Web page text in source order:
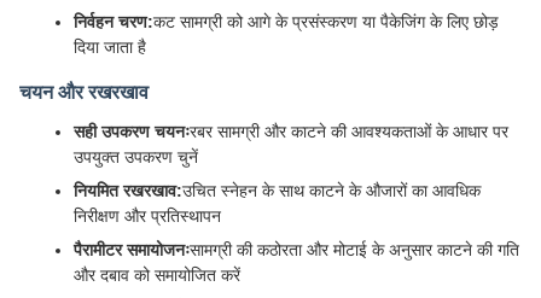
निर्वहन चरण:कट सामग्री को आगे के प्रसंस्करण या पैकेजिंग के लिए छोड़
दिया जाता है
चयन और रखरखाव
सही उपकरण चयनःरबर सामग्री और काटने की आवश्यकताओं के आधार पर
उपयुक्त उपकरण चुनें
नियमित रखरखाव:उचित स्नेहन के साथ काटने के औजारों का आवधिक
निरीक्षण और प्रतिस्थापन
पैरामीटर समायोजनःसामग्री की कठोरता और मोटाई के अनुसार काटने की गति
और दबाव को समायोजित करें